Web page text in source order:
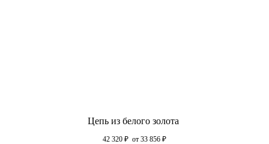
Цепь из белого золота
42 320 ₽ от 33 856 ₽